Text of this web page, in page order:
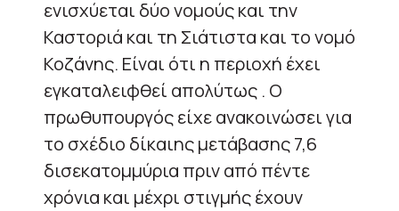
ενισχύεται δύο νομούς και την
Καστοριά και τη Σιάτιστα και το νομό
Κοζάνης. Είναι ότι η περιοχή έχει
εγκαταλειφθεί απολύτως . Ο
πρωθυπουργός είχε ανακοινώσει για
το σχέδιο δίκαιης μετάβασης 7,6
δισεκατομμύρια πριν από πέντε
χρόνια και μέχρι στιγμής έχουν